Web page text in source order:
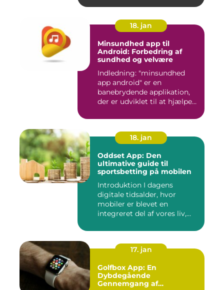
18. jan
Minsundhed app til
Android: Forbedring af
sundhed og velvære
Indledning: "minsundhed
app android" er en
banebrydende applikation,
der er udviklet til at hjælpe
18. jan
Oddset App: Den
ultimative guide til
sportsbetting på mobilen
Introduktion I dagens
digitale tidsalder, hvor
mobiler er blevet en
integreret del af vores liv,
17. jan
Golfbox App: En
Dybdegående
Gennemgang af